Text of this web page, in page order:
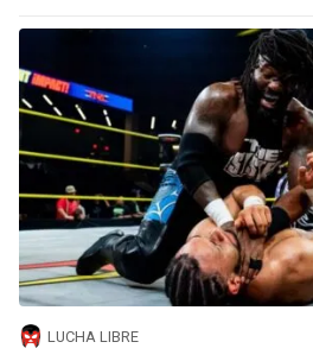
LUCHA LIBRE